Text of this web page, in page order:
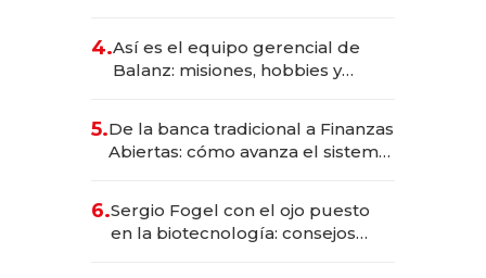
4.Así es el equipo gerencial de
Balanz: misiones, hobbies y
5.De la banca tradicional a Finanzas
Abiertas: cómo avanza el sistema
6.Sergio Fogel con el ojo puesto
en la biotecnología: consejos